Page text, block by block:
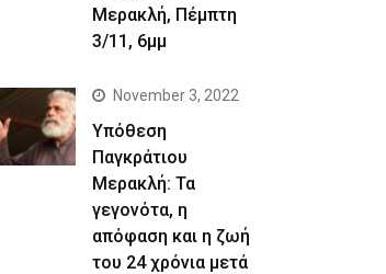
Μερακλή, Πέμπτη
3/11, 6μμ
November 3, 2022
Yπόθεση
Παγκράτιου
Μερακλή: Τα
γεγονότα, η
απόφαση και η ζωή
του 24 χρόνια μετά